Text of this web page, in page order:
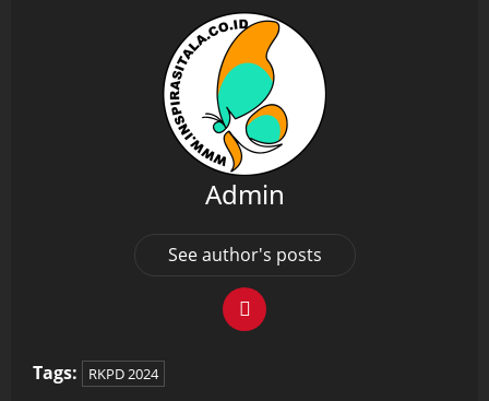
Admin
See author's posts
Tags: RKPD 2024